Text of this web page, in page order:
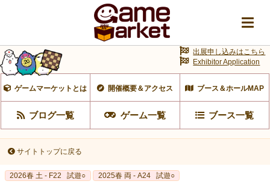
ゲームマーケットとは 開催概要＆アクセス ブース＆ホールMAP
ブログ一覧 ゲーム一覧 ブース一覧
出展申し込みはこちら
Exhibitor Application
サイトトップに戻る
2026春 土 - F22 試遊○ 2025春 両 - A24 試遊○